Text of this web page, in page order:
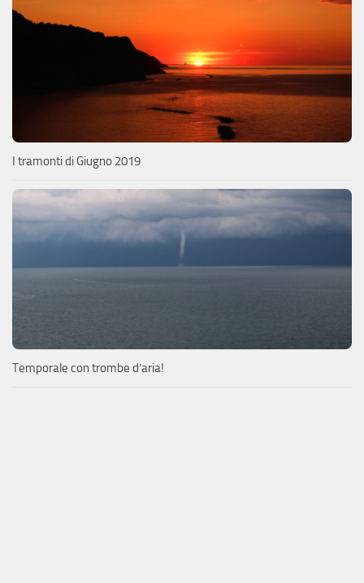
I tramonti di Giugno 2019
Temporale con trombe d’aria!